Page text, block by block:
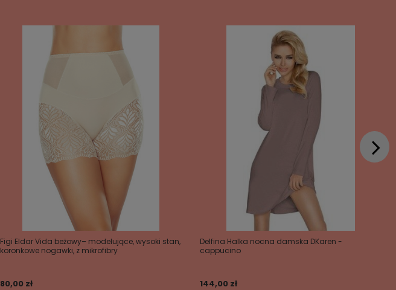
Figi Eldar Vida beżowy– modelujące, wysoki stan,
koronkowe nogawki, z mikrofibry
80,00 zł
Delfina Halka nocna damska DKaren -
cappucino
144,00 zł